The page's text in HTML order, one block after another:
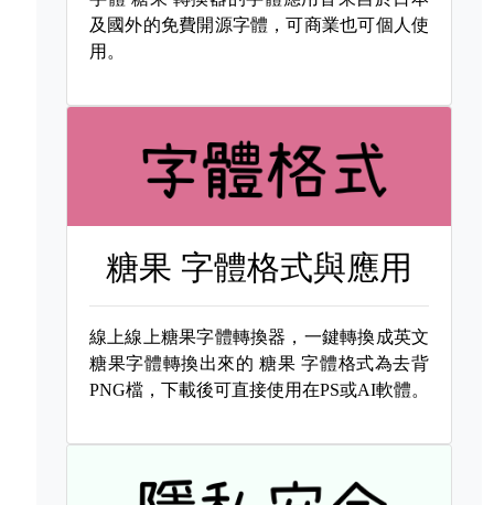
及國外的免費開源字體，可商業也可個人使
用。
糖果 字體格式與應用
線上線上糖果字體轉換器，一鍵轉換成英文
糖果字體轉換出來的糖果 字體格式為去背
PNG檔，下載後可直接使用在PS或AI軟體。